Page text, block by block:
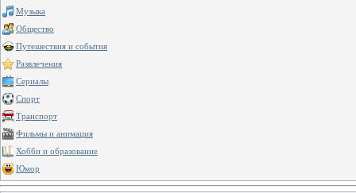
Музыка
Общество
Путешествия и события
Развлечения
Сериалы
Спорт
Транспорт
Фильмы и анимация
Хобби и образование
Юмор